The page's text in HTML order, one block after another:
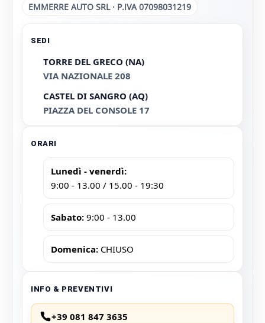
EMMERRE AUTO SRL · P.IVA 07098031219
SEDI
TORRE DEL GRECO (NA)
VIA NAZIONALE 208
CASTEL DI SANGRO (AQ)
PIAZZA DEL CONSOLE 17
ORARI
Lunedì - venerdì:
9:00 - 13.00 / 15.00 - 19:30
Sabato: 9:00 - 13.00
Domenica: CHIUSO
INFO & PREVENTIVI
+39 081 847 3635